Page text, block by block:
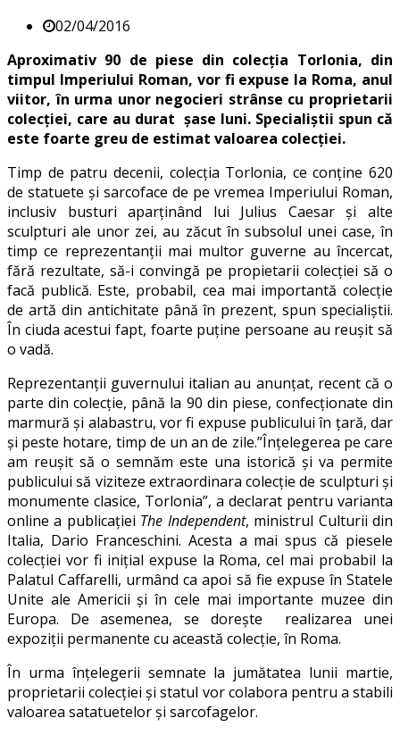
02/04/2016
Aproximativ 90 de piese din colecția Torlonia, din
timpul Imperiului Roman, vor fi expuse la Roma, anul
viitor, în urma unor negocieri strânse cu proprietarii
colecției, care au durat șase luni. Specialiștii spun că
este foarte greu de estimat valoarea colecției.
Timp de patru decenii, colecția Torlonia, ce conține 620
de statuete și sarcoface de pe vremea Imperiului Roman,
inclusiv busturi aparținând lui Julius Caesar și alte
sculpturi ale unor zei, au zăcut în subsolul unei case, în
timp ce reprezentanții mai multor guverne au încercat,
fără rezultate, să-i convingă pe propietarii colecției să o
facă publică. Este, probabil, cea mai importantă colecție
de artă din antichitate până în prezent, spun specialiștii.
În ciuda acestui fapt, foarte puține persoane au reușit să
o vadă.
Reprezentanții guvernului italian au anunțat, recent că o
parte din colecție, până la 90 din piese, confecționate din
marmură și alabastru, vor fi expuse publicului în țară, dar
și peste hotare, timp de un an de zile.”Înțelegerea pe care
am reușit să o semnăm este una istorică și va permite
publicului să viziteze extraordinara colecție de sculpturi și
monumente clasice, Torlonia”, a declarat pentru varianta
online a publicației The Independent, ministrul Culturii din
Italia, Dario Franceschini. Acesta a mai spus că piesele
colecției vor fi inițial expuse la Roma, cel mai probabil la
Palatul Caffarelli, urmând ca apoi să fie expuse în Statele
Unite ale Americii și în cele mai importante muzee din
Europa. De asemenea, se dorește realizarea unei
expoziții permanente cu această colecție, în Roma.
În urma înțelegerii semnate la jumătatea lunii martie,
proprietarii colecției și statul vor colabora pentru a stabili
valoarea satatuetelor și sarcofagelor.